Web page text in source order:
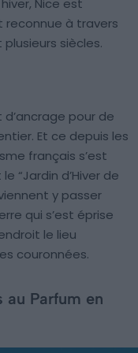
Nice est
reconnue à travers
siècles.
pour de
Et ce depuis les
français s’est
“Jardin d’Hiver de
y passer
qui s’est éprise
le lieu
couronnées.
Parfum en